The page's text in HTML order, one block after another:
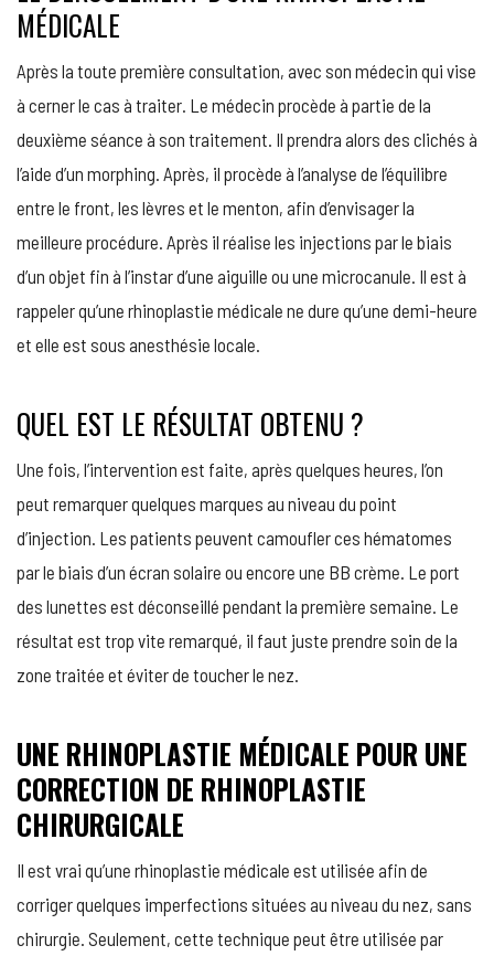
MÉDICALE
Après la toute première consultation, avec son médecin qui vise
à cerner le cas à traiter. Le médecin procède à partie de la
deuxième séance à son traitement. Il prendra alors des clichés à
l’aide d’un morphing. Après, il procède à l’analyse de l’équilibre
entre le front, les lèvres et le menton, afin d’envisager la
meilleure procédure. Après il réalise les injections par le biais
d’un objet fin à l’instar d’une aiguille ou une microcanule. Il est à
rappeler qu’une rhinoplastie médicale ne dure qu’une demi-heure
et elle est sous anesthésie locale.
QUEL EST LE RÉSULTAT OBTENU ?
Une fois, l’intervention est faite, après quelques heures, l’on
peut remarquer quelques marques au niveau du point
d’injection. Les patients peuvent camoufler ces hématomes
par le biais d’un écran solaire ou encore une BB crème. Le port
des lunettes est déconseillé pendant la première semaine. Le
résultat est trop vite remarqué, il faut juste prendre soin de la
zone traitée et éviter de toucher le nez.
UNE RHINOPLASTIE MÉDICALE POUR UNE
CORRECTION DE RHINOPLASTIE
CHIRURGICALE
Il est vrai qu’une rhinoplastie médicale est utilisée afin de
corriger quelques imperfections situées au niveau du nez, sans
chirurgie. Seulement, cette technique peut être utilisée par